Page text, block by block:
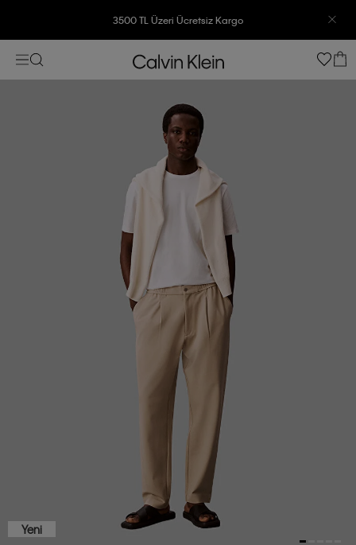
3500 TL Üzeri Ücretsiz Kargo
7500 TL Ve Üzeri Alışverişlerinizde 6 Taksit İmkanı
Yeni